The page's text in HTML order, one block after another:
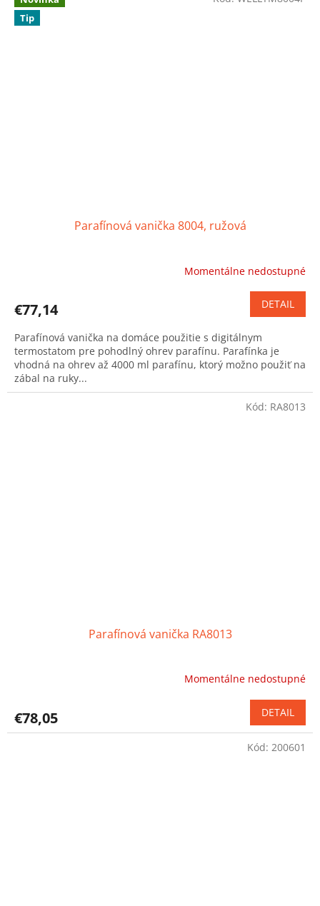
5
hviezdičiek.
Tip
Parafínová vanička 8004, ružová
Momentálne nedostupné
€77,14 DETAIL
Parafínová vanička na domáce použitie s digitálnym
termostatom pre pohodlný ohrev parafínu. Parafínka je
vhodná na ohrev až 4000 ml parafínu, ktorý možno použiť na
zábal na ruky...
Parafínová vanička RA8013
Momentálne nedostupné
€78,05 DETAIL
Kód: RA8013
Kód: 200601